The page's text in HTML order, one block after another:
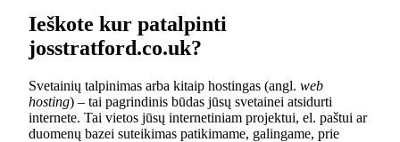
Ieškote kur patalpinti
josstratford.co.uk?
Svetainių talpinimas arba kitaip hostingas (angl. web
hosting) – tai pagrindinis būdas jūsų svetainei atsidurti
internete. Tai vietos jūsų internetiniam projektui, el. paštui ar
duomenų bazei suteikimas patikimame, galingame, prie